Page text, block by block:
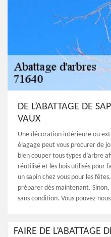
DE L’ABATTAGE DE
VAUX
Une décoration intérieure ou
élagage peut vous procurer de
bien couper tous types d’arbre
réutilisé et les bois utilisés pour
un sapin chez vous pour les
préparer dès maintenant.
sans condition. Vous pouvez
FAIRE DE L’ABATTAGE